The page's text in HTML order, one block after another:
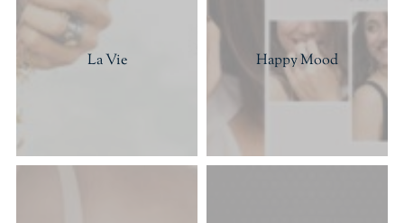
La Vie Happy Mood